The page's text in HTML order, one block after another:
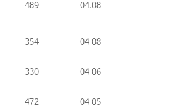
489 04.08
354 04.08
330 04.06
472 04.05